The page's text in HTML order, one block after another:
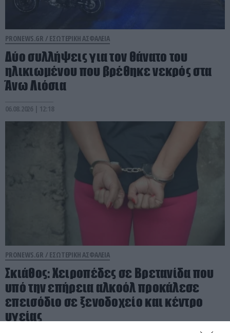
PRONEWS.GR / ΕΣΩΤΕΡΙΚΗ ΑΣΦΑΛΕΙΑ
Δύο συλλήψεις για τον θάνατο του
ηλικιωμένου που βρέθηκε νεκρός στα
Άνω Λιόσια
06.08.2026 | 12:18
PRONEWS.GR / ΕΣΩΤΕΡΙΚΗ ΑΣΦΑΛΕΙΑ
Σκιάθος: Χειροπέδες σε Βρετανίδα που
υπό την επήρεια αλκοόλ προκάλεσε
επεισόδιο σε ξενοδοχείο και κέντρο
υγείας